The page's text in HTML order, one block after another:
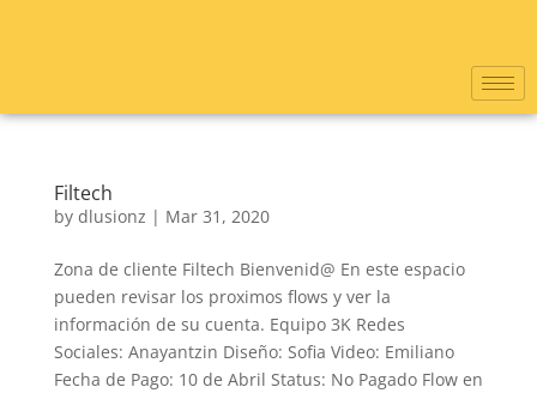
Filtech
by dlusionz | Mar 31, 2020
Zona de cliente Filtech Bienvenid@ En este espacio
pueden revisar los proximos flows y ver la
información de su cuenta. Equipo 3K Redes
Sociales: Anayantzin Diseño: Sofia Video: Emiliano
Fecha de Pago: 10 de Abril Status: No Pagado Flow en